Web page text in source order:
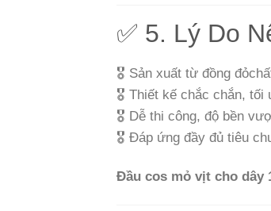
✅ 5. Lý Do
🎖️ Sản xuất từ đồng
🎖️ Thiết kế chắc chắn, tối
🎖️ Dễ thi công, độ bền
🎖️ Đáp ứng đầy đủ tiêu
Đầu cos mỏ vịt cho dây